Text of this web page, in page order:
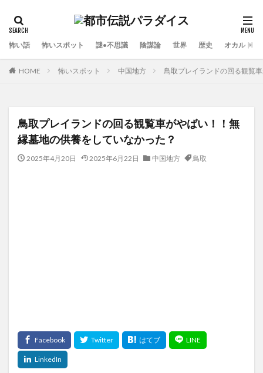
怖い話 怖いスポット 謎•不思議 陰謀論 世界 歴史 オカルト
HOME 怖いスポット 中国地方 鳥取プレイランドの回る観覧
鳥取プレイランドの回る観覧車がやばい！！無
縁墓地の供養をしていなかった？
2025年4月20日 2025年6月22日 中国地方 鳥取